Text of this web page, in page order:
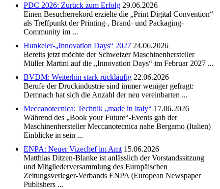
PDC 2026: Zurück zum Erfolg 29.06.2026
Einen Besucherrekord erzielte die „Print Digital Convention“
als Treffpunkt der Printing-, Brand- und Packaging-
Community im ...
Hunkeler-„Innovation Days“ 2027 24.06.2026
Bereits jetzt möchte der Schweizer Maschinenhersteller
Müller Martini auf die „Innovation Days“ im Februar 2027 ...
BVDM: Weiterhin stark rückläufig 22.06.2026
Berufe der Druckindustrie sind immer weniger gefragt:
Demnach hat sich die Anzahl der neu vereinbarten ...
Meccanotecnica: Technik „made in Italy“ 17.06.2026
Während des „Book your Future“-Events gab der
Maschinenhersteller Meccanotecnica nahe Bergamo (Italien)
Einblicke in sein ...
ENPA: Neuer Vizechef im Amt 15.06.2026
Matthias Ditzen-Blanke ist anlässlich der Vorstandssitzung
und Mitgliederversammlung des Europäischen
Zeitungsverleger-Verbands ENPA (European Newspaper
Publishers ...